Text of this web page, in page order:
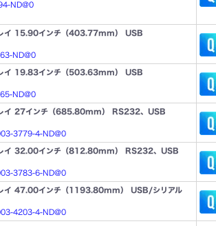
ND@0
レイ 15.90インチ（403.77mm） USB
ND@0
レイ 19.83インチ（503.63mm） USB
ND@0
レイ 27インチ（685.80mm） RS232、USB
3779-4-ND@0
レイ 32.00インチ（812.80mm） RS232、USB
3783-6-ND@0
レイ 47.00インチ（1193.80mm） USB/シリアル
4203-4-ND@0